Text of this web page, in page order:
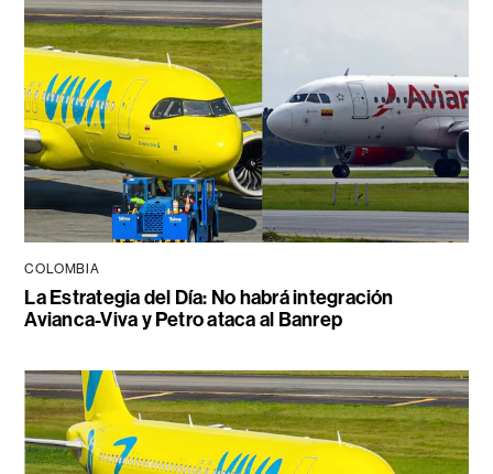
COLOMBIA
La Estrategia del Día: No habrá integración
Avianca-Viva y Petro ataca al Banrep